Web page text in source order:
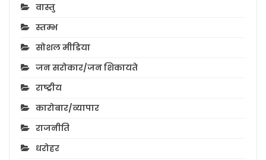
वास्तु
स्तम्भ
सोशल मीडिया
जन सरोकार/जन शिकायते
राष्ट्रीय
कारोबार/व्यापार
राजनीति
धरोहर